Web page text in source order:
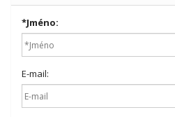
*Jméno:
E-mail: